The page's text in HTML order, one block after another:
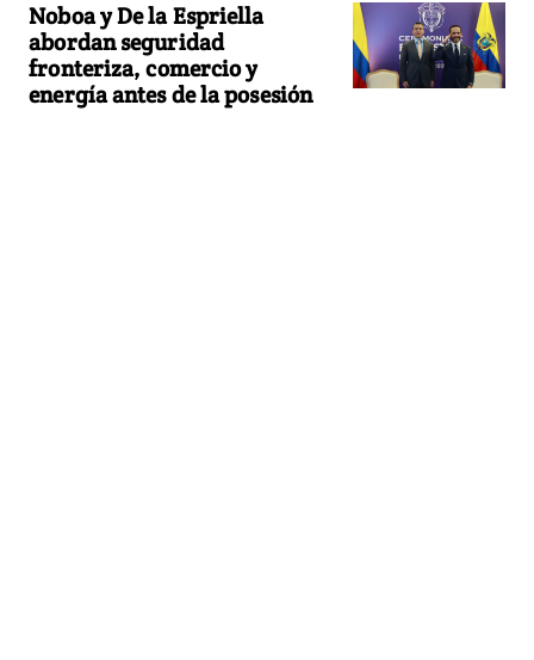
Noboa y De la Espriella
abordan seguridad
fronteriza, comercio y
energía antes de la posesión